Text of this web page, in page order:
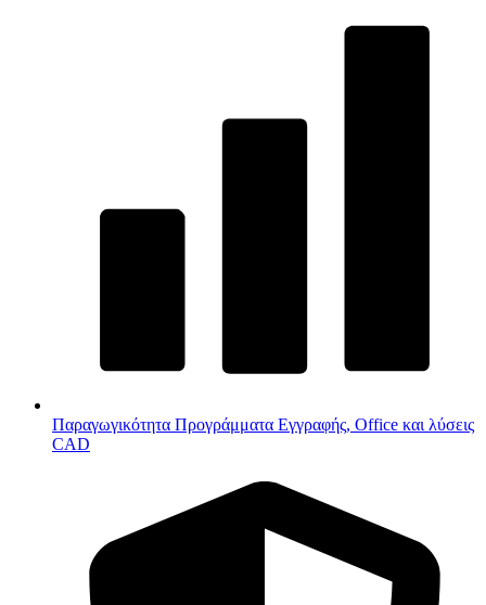
Παραγωγικότητα Προγράμματα Εγγραφής, Office και λύσεις
CAD